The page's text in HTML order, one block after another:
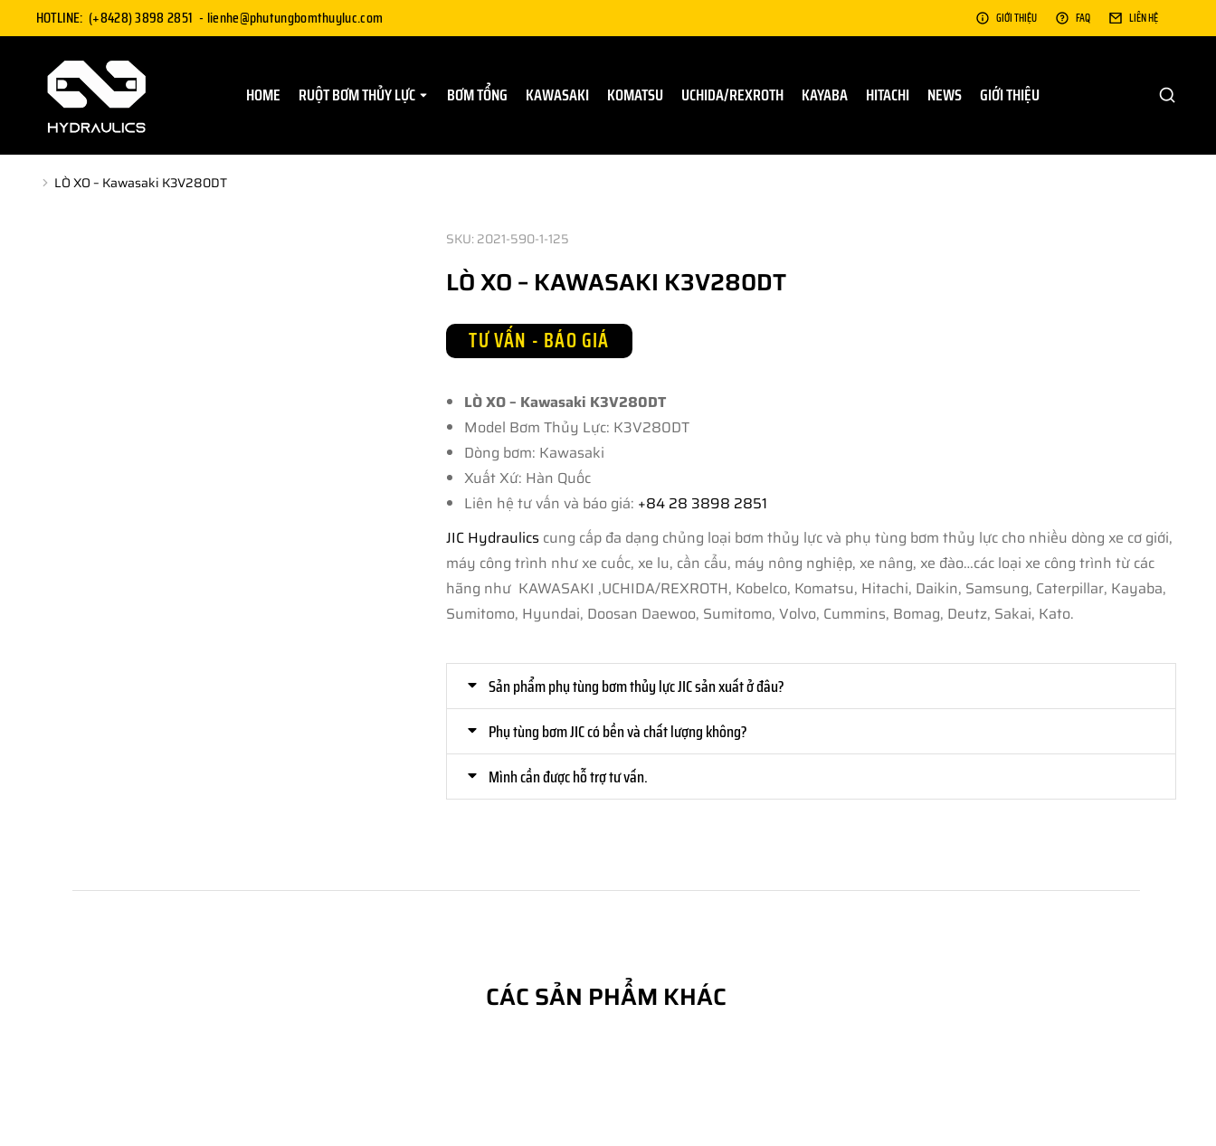
HOTLINE: (+8428) 3898 2851 - lienhe@phutungbomthuyluc.com GIỚI THIỆU FAQ LIÊN HỆ
HOME RUỘT BƠM THỦY LỰC BƠM TỔNG KAWASAKI KOMATSU UCHIDA/REXROTH KAYABA HITACHI NEWS GIỚI THIỆU
You are here:
LÒ XO – Kawasaki K3V280DT
SKU: 2021-590-1-125
LÒ XO – KAWASAKI K3V280DT
TƯ VẤN - BÁO GIÁ
LÒ XO – Kawasaki K3V280DT
Model Bơm Thủy Lực: K3V280DT
Dòng bơm: Kawasaki
Xuất Xứ: Hàn Quốc
Liên hệ tư vấn và báo giá: +84 28 3898 2851
JIC Hydraulics cung cấp đa dạng chủng loại bơm thủy lực và phụ tùng bơm thủy lực cho nhiều dòng xe cơ giới,
máy công trình như xe cuốc, xe lu, cần cẩu, máy nông nghiệp, xe nâng, xe đào…các loại xe công trình từ các
hãng như KAWASAKI ,UCHIDA/REXROTH, Kobelco, Komatsu, Hitachi, Daikin, Samsung, Caterpillar, Kayaba,
Sumitomo, Hyundai, Doosan Daewoo, Sumitomo, Volvo, Cummins, Bomag, Deutz, Sakai, Kato.
Sản phẩm phụ tùng bơm thủy lực JIC sản xuất ở đâu?
Phụ tùng bơm JIC có bền và chất lượng không?
Mình cần được hỗ trợ tư vấn.
CÁC SẢN PHẨM KHÁC